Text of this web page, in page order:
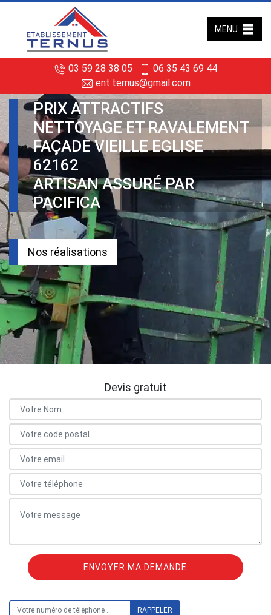
03 59 28 38 05
06 35 43 69 44
ent.ternus@gmail.com
MENU
PRIX ATTRACTIFS
NETTOYAGE ET RAVALEMENT
FAÇADE VIEILLE EGLISE
62162
ARTISAN ASSURÉ PAR
PACIFICA
Nos réalisations
Devis gratuit